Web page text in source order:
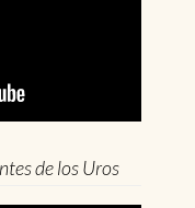
de los Uros